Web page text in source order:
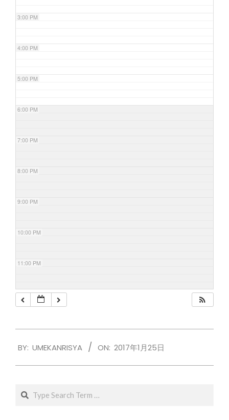
3:00 PM
4:00 PM
5:00 PM
6:00 PM
7:00 PM
8:00 PM
9:00 PM
10:00 PM
11:00 PM
01-
BY: UMEKANRISYA ON: 2017年1月25日
Search